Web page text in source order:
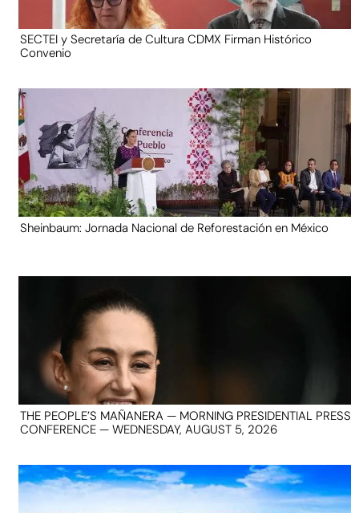
SECTEI y Secretaría de Cultura CDMX Firman Histórico
Convenio
Sheinbaum: Jornada Nacional de Reforestación en México
THE PEOPLE’S MAÑANERA — MORNING PRESIDENTIAL PRESS
CONFERENCE — WEDNESDAY, AUGUST 5, 2026